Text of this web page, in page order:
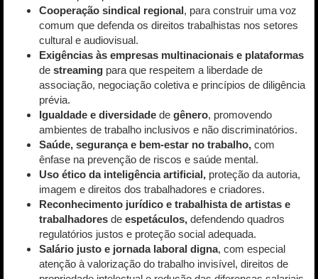
Cooperação sindical regional , para construir uma voz
comum que defenda os direitos trabalhistas nos setores
cultural e audiovisual.
Exigências às empresas multinacionais e plataformas
de streaming para que respeitem a liberdade de
associação, negociação coletiva e princípios de diligência
prévia.
Igualdade e diversidade de gênero, promovendo
ambientes de trabalho inclusivos e não discriminatórios.
Saúde, segurança e bem-estar no trabalho, com
ênfase na prevenção de riscos e saúde mental.
Uso ético da inteligência artificial, proteção da autoria,
imagem e direitos dos trabalhadores e criadores.
Reconhecimento jurídico e trabalhista de artistas e
trabalhadores de espetáculos, defendendo quadros
regulatórios justos e proteção social adequada.
Salário justo e jornada laboral digna, com especial
atenção à valorização do trabalho invisível, direitos de